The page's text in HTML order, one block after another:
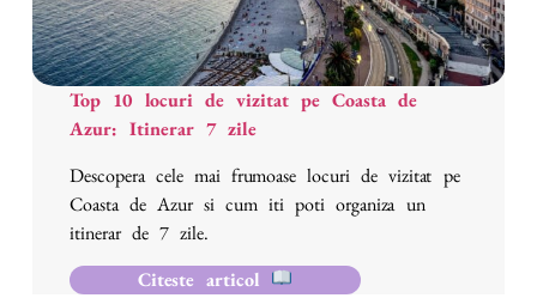
Top 10 locuri de vizitat pe Coasta de
Azur: Itinerar 7 zile
Descopera cele mai frumoase locuri de vizitat pe
Coasta de Azur si cum iti poti organiza un
itinerar de 7 zile.
Citeste articol